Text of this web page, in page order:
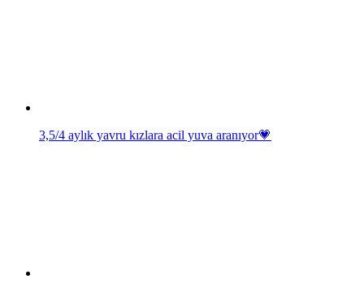
3,5/4 aylık yavru kızlara acil yuva aranıyor💗